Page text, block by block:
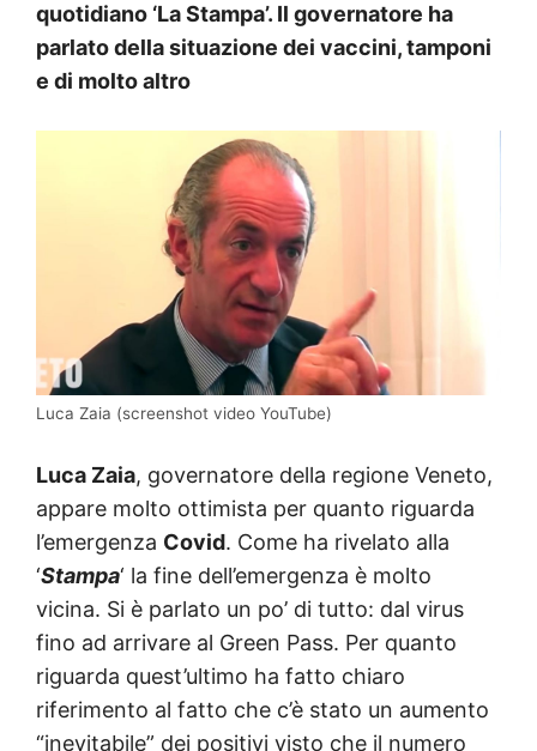
quotidiano ‘La Stampa’. Il governatore ha
parlato della situazione dei vaccini, tamponi
e di molto altro
Luca Zaia (screenshot video YouTube)
Luca Zaia, governatore della regione Veneto,
appare molto ottimista per quanto riguarda
l’emergenza Covid. Come ha rivelato alla
‘Stampa‘ la fine dell’emergenza è molto
vicina. Si è parlato un po’ di tutto: dal virus
fino ad arrivare al Green Pass. Per quanto
riguarda quest’ultimo ha fatto chiaro
riferimento al fatto che c’è stato un aumento
“inevitabile” dei positivi visto che il numero